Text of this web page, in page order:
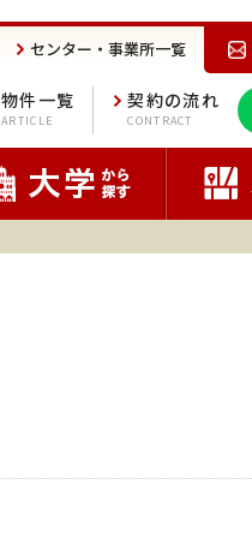
センター・事業所一覧
契約の流れ
CONTRACT
物件一覧
ARTICLE